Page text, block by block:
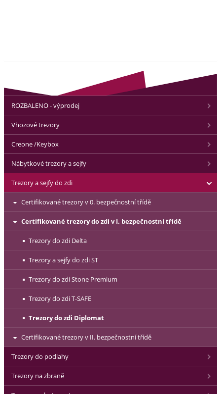
ROZBALENO - výprodej
Vhozové trezory
Creone /Keybox
Nábytkové trezory a sejfy
Trezory a sejfy do zdi
Certifikované trezory v 0. bezpečnostní třídě
Certifikované trezory do zdi v I. bezpečnostní třídě
Trezory do zdi Delta
Trezory a sejfy do zdi ST
Trezory do zdi Stone Premium
Trezory do zdi T-SAFE
Trezory do zdi Diplomat
Certifikované trezory v II. bezpečnostní třídě
Trezory do podlahy
Trezory na zbraně